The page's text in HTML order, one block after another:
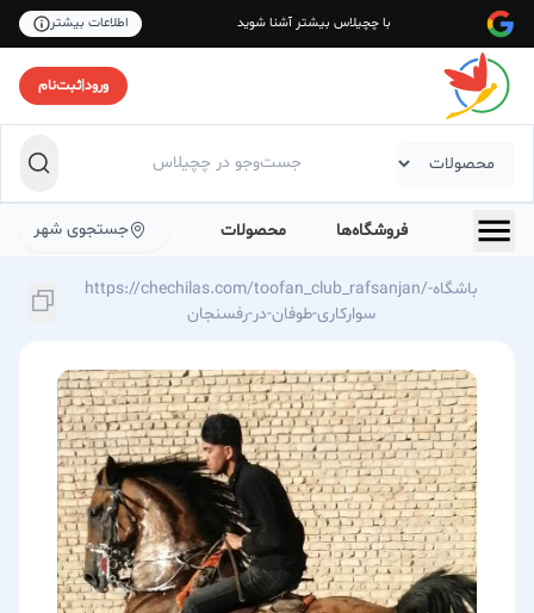
با چچیلاس بیشتر آشنا شوید اطلاعات بیشتر
ورود|ثبت‌نام
فروشگاه‌ها محصولات جستجوی شهر
https://chechilas.com/toofan_club_rafsanjan/باشگاه-
سوارکاری-طوفان-در-رفسنجان